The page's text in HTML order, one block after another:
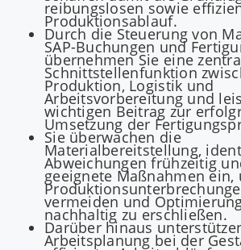
reibungslosen sowie
Produktionsablauf.
​Durch die Steuerung von
SAP-Buchungen und
übernehmen Sie eine
Schnittstellenfunktion
Produktion, Logistik und
Arbeitsvorbereitung und
wichtigen Beitrag zur
Umsetzung der
Sie überwachen die
Materialbereitstellung,
Abweichungen frühzeitig
geeignete Maßnahmen ein,
vermeiden und
nachhaltig zu erschließen.
Darüber hinaus
Arbeitsplanung bei der